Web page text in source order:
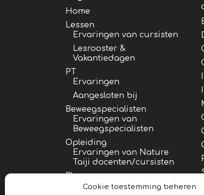
Cookie toestemming beheren
Home
Lessen
Ervaringen van cursisten
Lesrooster &
Vakantiedagen
PT
Ervaringen
Aangesloten bij
Beweegspecialisten
Ervaringen van
Beweegspecialisten
Opleiding
Ervaringen van Nature
Taiji docenten/cursisten
Blog
Over Inge